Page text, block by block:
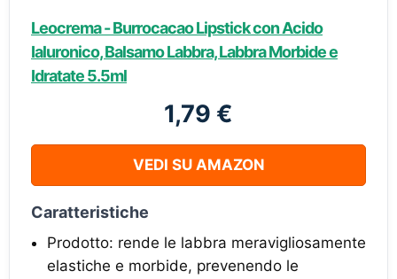
Leocrema - Burrocacao Lipstick con Acido
Ialuronico, Balsamo Labbra, Labbra Morbide e
Idratate 5.5ml
1,79 €
VEDI SU AMAZON
Caratteristiche
Prodotto: rende le labbra meravigliosamente
elastiche e morbide, prevenendo le